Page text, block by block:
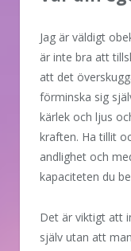
Jag är väldigt
är inte bra att
att det
förminska sig
kärlek och ljus
kraften. Ha tillit
andlighet och
kapaciteten du
Det är viktigt att
själv utan att